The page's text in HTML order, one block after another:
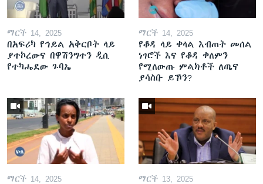
ማርች 14, 2025
በአፍሪካ የኅይል አቅርቦት ላይ
ያተኮረውና በዋሽንግተን ዲሲ
የተካሔደው ጉባኤ
ማርች 14, 2025
የቆዳ ላይ ቀላል እብጠት መሰል
ነገሮች እና የቆዳ ቀለምን
የሚለውጡ ምልክቶች ለጤና
ያሳስቡ ይኾን?
ማርች 14, 2025 ማርች 13, 2025